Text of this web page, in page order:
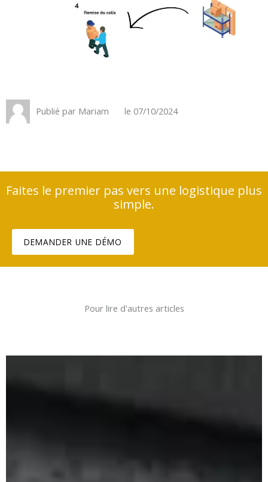
Publié par Mariam le 07/10/2024
Faites le premier pas vers une logistique plus
simple.
DEMANDER UNE DÉMO
Pour lire d'autres articles